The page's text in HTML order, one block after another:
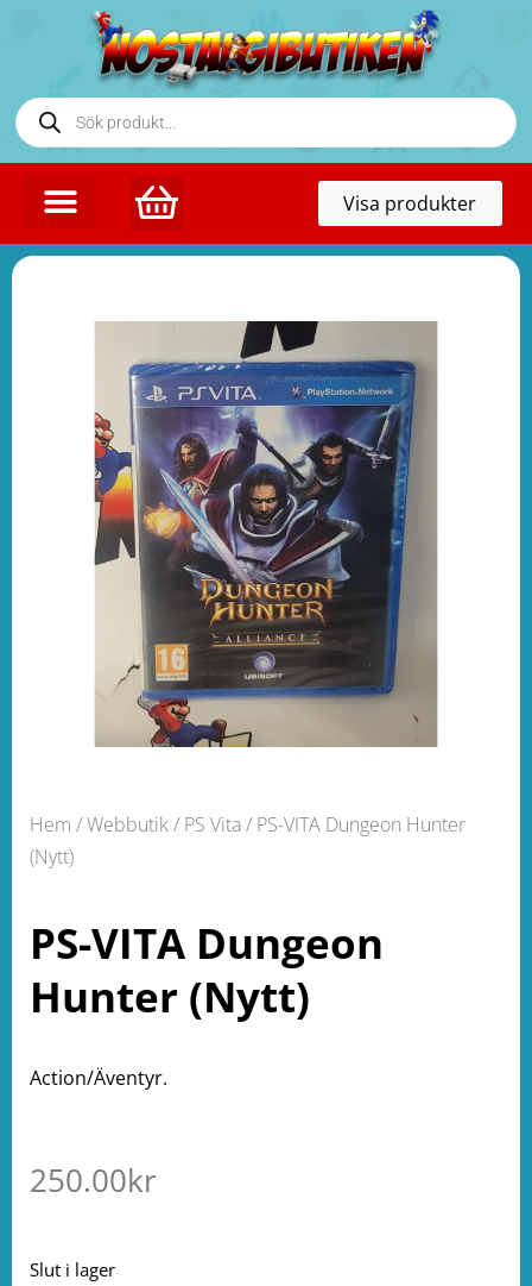
Visa produkter
Hem /Webbutik/ PS Vita / PS-VITA Dungeon Hunter
(Nytt)
PS-VITA Dungeon
Hunter (Nytt)
Action/Äventyr.
250.00kr
Slut i lager